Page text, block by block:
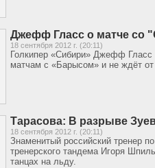
Джефф Гласс о матче со
18 сентября 2012 г. (20:11)
Голкипер «Сибири» Джефф Гласс
матчам с «Барысом» и не ждёт от
Тарасова: В разрыве
18 сентября 2012 г. (20:11)
Знаменитый российский тренер
тренерского тандема Игоря
танцах на льду.